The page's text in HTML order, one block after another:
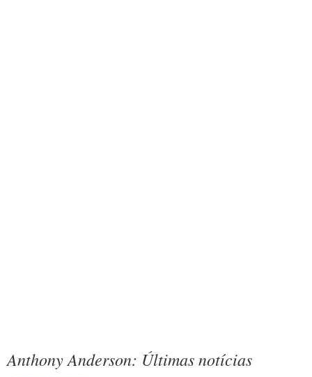
Anthony Anderson: Últimas notícias